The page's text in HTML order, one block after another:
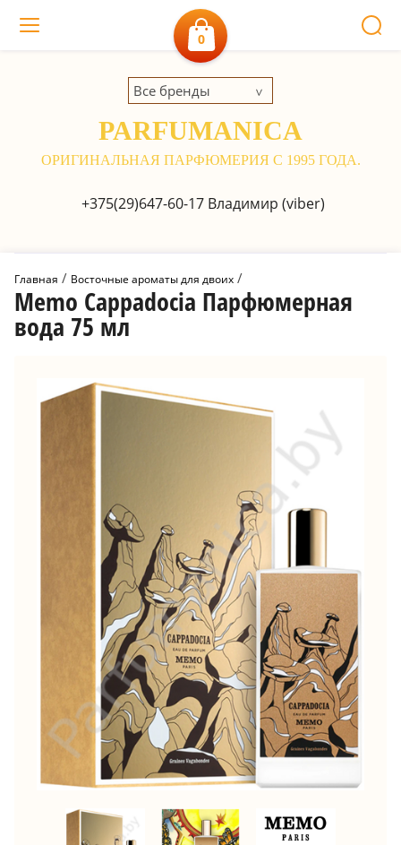
0
+375(29)647-60-17Владимир (viber)
Все бренды
PARFUMANICA
ОРИГИНАЛЬНАЯ ПАРФЮМЕРИЯ С 1995 ГОДА.
Главная / Восточные ароматы для двоих /
Memo Cappadocia Парфюмерная
вода 75 мл